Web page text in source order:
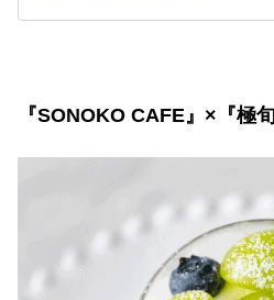
『SONOKO CAFE』×『極